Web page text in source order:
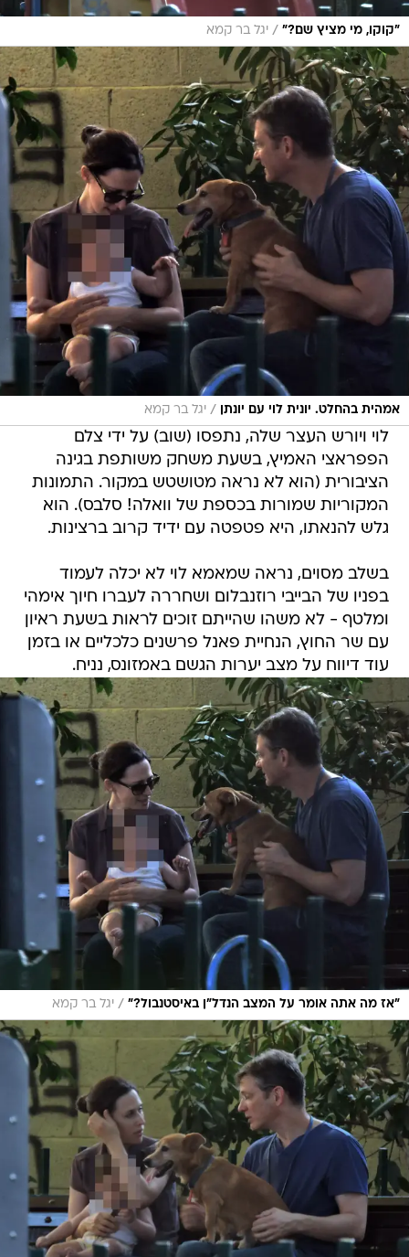
"קוקו, מי מציץ שם?" / יגל בר קמא
אמהית בהחלט. יונית לוי עם יונתן / יגל בר קמא
לוי ויורש העצר שלה, נתפסו (שוב) על ידי צלם
הפפראצי האמיץ, בשעת משחק משותפת בגינה
הציבורית (הוא לא נראה מטושטש במקור. התמונות
המקוריות שמורות בכספת של וואלה! סלבס). הוא
גלש להנאתו, היא פטפטה עם ידיד קרוב ברצינות.
בשלב מסוים, נראה שמאמא לוי לא יכלה לעמוד
בפניו של הבייבי רוזנבלום ושחררה לעברו חיוך אימהי
ומלטף - לא משהו שהייתם זוכים לראות בשעת ראיון
עם שר החוץ, הנחיית פאנל פרשנים כלכליים או בזמן
עוד דיווח על מצב יערות הגשם באמזונס, נניח.
"אז מה אתה אומר על המצב הנדל"ן באיסטנבול?" / יגל בר קמא